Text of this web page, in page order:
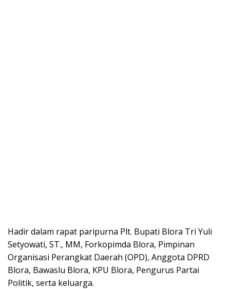
Hadir dalam rapat paripurna Plt. Bupati Blora Tri Yuli
Setyowati, ST., MM, Forkopimda Blora, Pimpinan
Organisasi Perangkat Daerah (OPD), Anggota DPRD
Blora, Bawaslu Blora, KPU Blora, Pengurus Partai
Politik, serta keluarga.